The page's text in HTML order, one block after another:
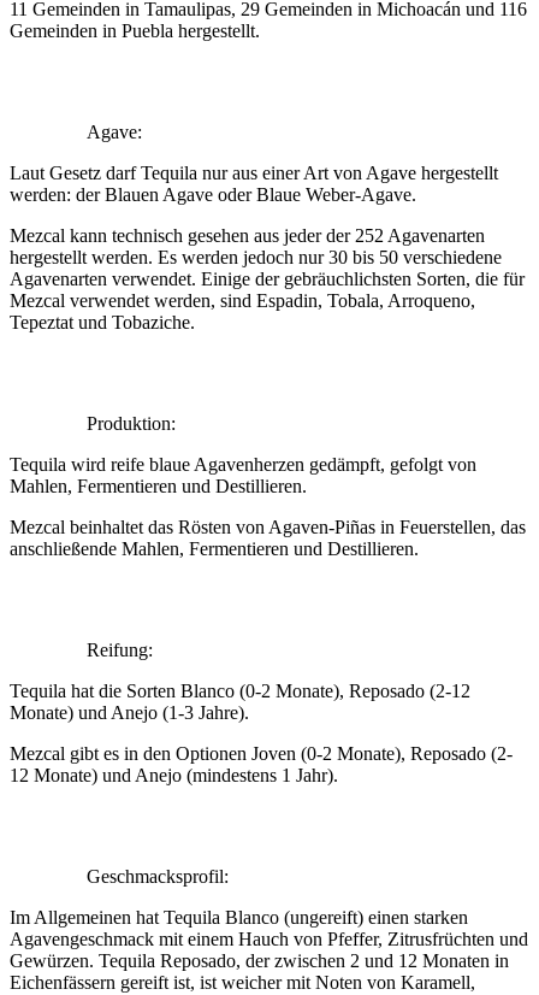
11 Gemeinden in Tamaulipas, 29 Gemeinden in Michoacán und 116
Gemeinden in Puebla hergestellt.
Agave:
Laut Gesetz darf Tequila nur aus einer Art von Agave hergestellt
werden: der Blauen Agave oder Blaue Weber-Agave.
Mezcal kann technisch gesehen aus jeder der 252 Agavenarten
hergestellt werden. Es werden jedoch nur 30 bis 50 verschiedene
Agavenarten verwendet. Einige der gebräuchlichsten Sorten, die für
Mezcal verwendet werden, sind Espadin, Tobala, Arroqueno,
Tepeztat und Tobaziche.
Produktion:
Tequila wird reife blaue Agavenherzen gedämpft, gefolgt von
Mahlen, Fermentieren und Destillieren.
Mezcal beinhaltet das Rösten von Agaven-Piñas in Feuerstellen, das
anschließende Mahlen, Fermentieren und Destillieren.
Reifung:
Tequila hat die Sorten Blanco (0-2 Monate), Reposado (2-12
Monate) und Anejo (1-3 Jahre).
Mezcal gibt es in den Optionen Joven (0-2 Monate), Reposado (2-
12 Monate) und Anejo (mindestens 1 Jahr).
Geschmacksprofil:
Im Allgemeinen hat Tequila Blanco (ungereift) einen starken
Agavengeschmack mit einem Hauch von Pfeffer, Zitrusfrüchten und
Gewürzen. Tequila Reposado, der zwischen 2 und 12 Monaten in
Eichenfässern gereift ist, ist weicher mit Noten von Karamell,